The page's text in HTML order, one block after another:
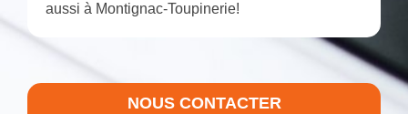
aussi à Montignac-Toupinerie!
NOUS CONTACTER